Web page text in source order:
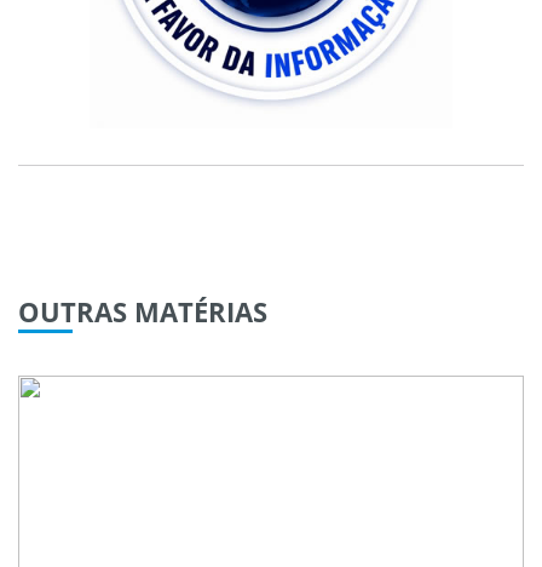
OUTRAS MATÉRIAS